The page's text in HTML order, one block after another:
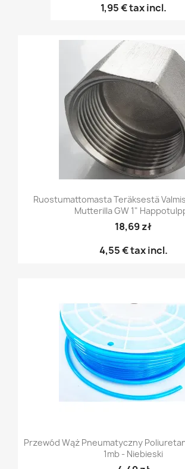
1,95 €tax incl.
Ruostumattomasta Teräksestä
Mutterilla GW 1"
18,69 zł
4,55 €tax incl.
Przewód Wąż Pneumatyczny
1mb - Niebieski